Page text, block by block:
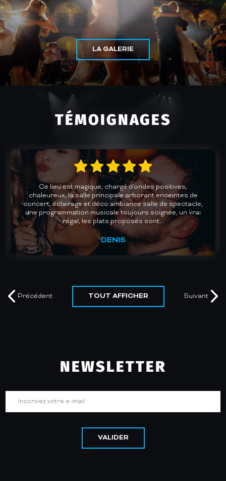
LA GALERIE
TÉMOIGNAGES
Un accueil chaleureux et une cuisine au top dans une
des plus belles salles de concerts de Gironde. Des lives
avec des groupes de qualité pour des soirées dansantes
mémorables. Un plaisir chaque fois renouvelé. Je
recommande vivement.
MURIEL
Précédent TOUT AFFICHER Suivant
NEWSLETTER
VALIDER